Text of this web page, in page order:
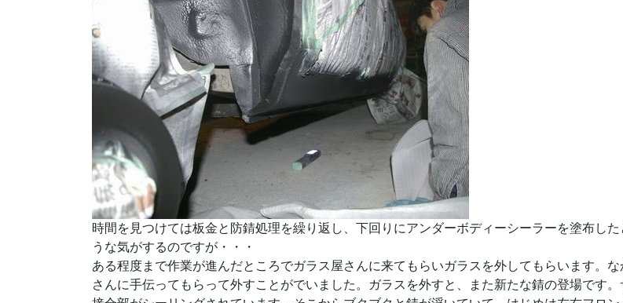
時間を見つけては板金と防錆処理を繰り返し、下回りにアンダーボディーシーラーを塗布し
うな気がするのですが・・・
ある程度まで作業が進んだところでガラス屋さんに来てもらいガラスを外してもらいます。
さんに手伝ってもらって外すことがでいました。ガラスを外すと、また新たな錆の登場です